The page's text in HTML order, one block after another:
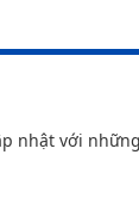
nhật với